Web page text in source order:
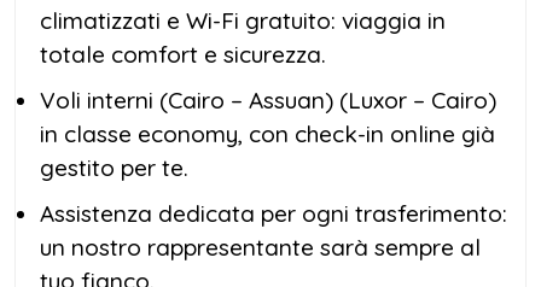
climatizzati e Wi-Fi gratuito: viaggia in
totale comfort e sicurezza.
Voli interni (Cairo – Assuan) (Luxor – Cairo)
in classe economy, con check-in online già
gestito per te.
Assistenza dedicata per ogni trasferimento:
un nostro rappresentante sarà sempre al
tuo fianco.